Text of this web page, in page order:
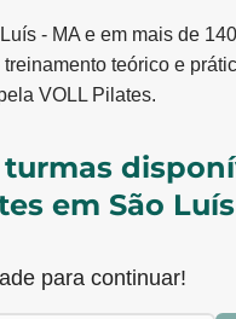
- MA e em mais de
teórico e
VOLL Pilates.
em São
para continuar!